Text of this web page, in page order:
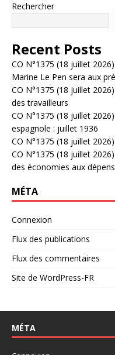
Rechercher
Recent Posts
CO N°1375 (18 juillet
Marine Le Pen sera aux
CO N°1375 (18 juillet
des travailleurs
CO N°1375 (18 juillet
espagnole : juillet 1936
CO N°1375 (18 juillet
CO N°1375 (18 juillet
des économies aux
MÉTA
Connexion
Flux des publications
Flux des commentaires
Site de WordPress-FR
MÉTA